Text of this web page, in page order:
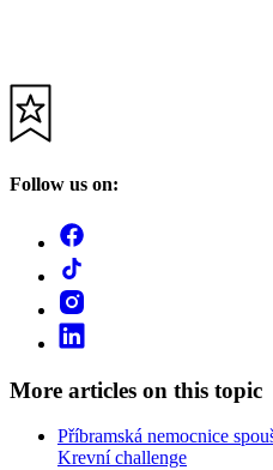
Follow us on:
More articles on this topic
Příbramská nemocnice
Krevní challenge